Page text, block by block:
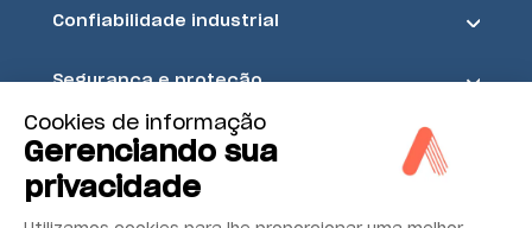
Confiabilidade industrial
Segurança e proteção
Acoem
Cookies de informação
Gerenciando sua
privacidade